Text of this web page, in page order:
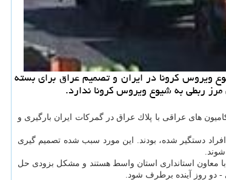
ویروس كرونا در ایران و تصمیم عراق برای بسته
ربطی به شیوع ویروس كرونا ندارد.
های عراقی با پلاك عراق در گمركات ایران بارگیری و
دستگیر شده، بودند. این مورد سبب شده تصمیم گیری
معاون استانداری استان واسط هستند و مشكل بزودی حل
روز آینده برطرف شود.